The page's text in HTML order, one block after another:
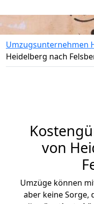
Umzugsunternehmen
Heidelberg nach
von
Umzüge können
aber keine Sorge,